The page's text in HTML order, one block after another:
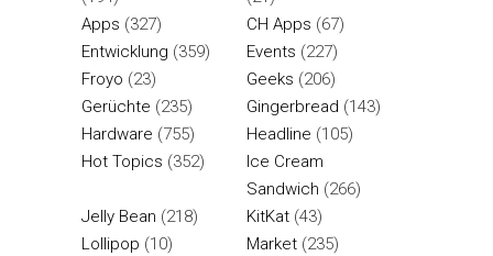
Apps (327) CH Apps (67)
Entwicklung (359) Events (227)
Froyo (23) Geeks (206)
Gerüchte (235) Gingerbread (143)
Hardware (755) Headline (105)
Hot Topics (352)
Ice Cream
Sandwich (266)
Jelly Bean (218) KitKat (43)
Lollipop (10) Market (235)